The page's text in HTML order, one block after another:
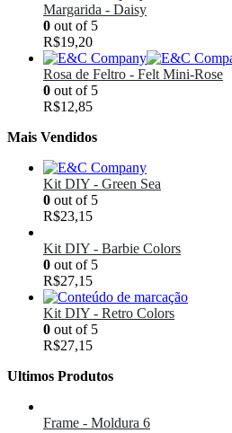
Margarida - Daisy
0 out of 5
R$19,20
Rosa de Feltro - Felt Mini-Rose
0 out of 5
R$12,85
Mais Vendidos
Kit DIY - Green Sea
0 out of 5
R$23,15
Kit DIY - Barbie Colors
0 out of 5
R$27,15
Kit DIY - Retro Colors
0 out of 5
R$27,15
Ultimos Produtos
Frame - Moldura 6